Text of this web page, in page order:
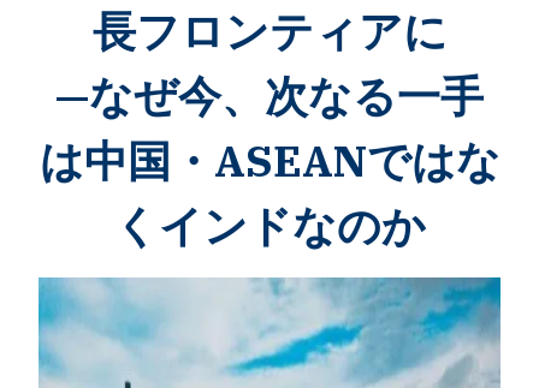
長フロンティアに
—なぜ今、次なる一手
は中国・ASEANではな
くインドなのか